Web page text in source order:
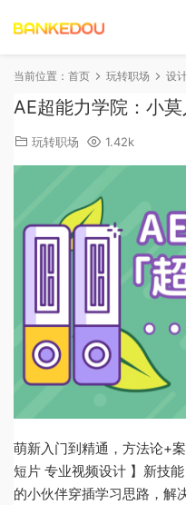
当前位置： 首页 玩转职场 设
AE超能力学院：小
玩转职场 1.42k
萌新入门到精通，方法论+
短片 专业视频设计 】新技
的小伙伴穿插学习思路，解